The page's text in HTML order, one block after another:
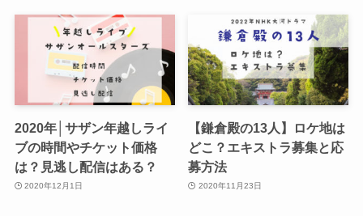
2020年│サザン年越しライ
ブの時間やチケット価格
は？見逃し配信はある？
2020年12月1日
【鎌倉殿の13人】ロケ地は
どこ？エキストラ募集と応
募方法
2020年11月23日